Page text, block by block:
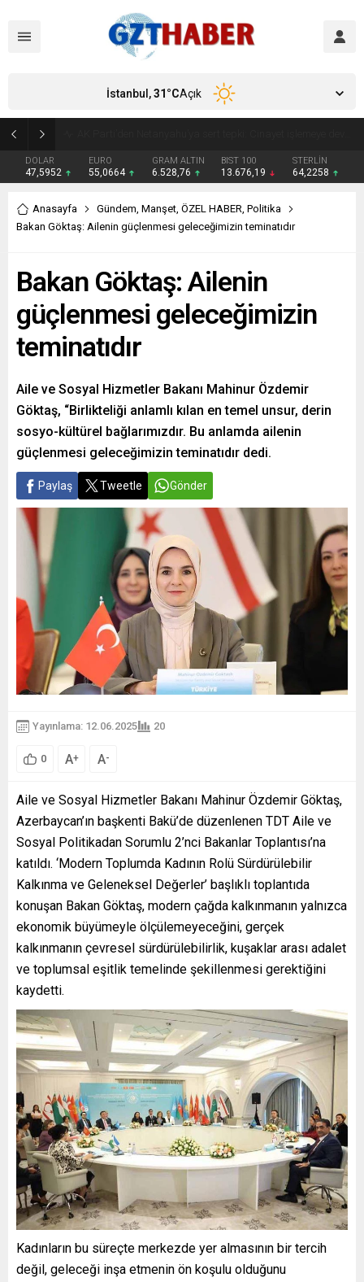
DOLAR
47,5952
EURO
55,0664
GRAM ALTIN
6.528,76
BIST 100
13.676,19
STERLİN
64,2258
İstanbul,31°CAçık
Anasayfa Gündem, Manşet, ÖZEL HABER, Politika
Bakan Göktaş: Ailenin güçlenmesi geleceğimizin teminatıdır
Bakan Göktaş: Ailenin
güçlenmesi geleceğimizin
teminatıdır
Aile ve Sosyal Hizmetler Bakanı Mahinur Özdemir
Göktaş, “Birlikteliği anlamlı kılan en temel unsur, derin
sosyo-kültürel bağlarımızdır. Bu anlamda ailenin
güçlenmesi geleceğimizin teminatıdır dedi.
Paylaş Tweetle Gönder
Yayınlama: 12.06.2025 20
0 A+ A-
Aile ve Sosyal Hizmetler Bakanı Mahinur Özdemir Göktaş,
Azerbaycan’ın başkenti Bakü’de düzenlenen TDT Aile ve
Sosyal Politikadan Sorumlu 2’nci Bakanlar Toplantısı’na
katıldı. ‘Modern Toplumda Kadının Rolü Sürdürülebilir
Kalkınma ve Geleneksel Değerler’ başlıklı toplantıda
konuşan Bakan Göktaş, modern çağda kalkınmanın yalnızca
ekonomik büyümeyle ölçülemeyeceğini, gerçek
kalkınmanın çevresel sürdürülebilirlik, kuşaklar arası adalet
ve toplumsal eşitlik temelinde şekillenmesi gerektiğini
kaydetti.
Kadınların bu süreçte merkezde yer almasının bir tercih
değil, geleceği inşa etmenin ön koşulu olduğunu